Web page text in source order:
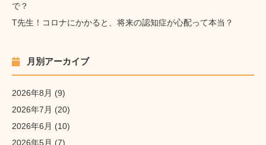
で？
T先生！コロナにかかると、将来の認知症が心配って本当？
月別アーカイブ
2026年8月 (9)
2026年7月 (20)
2026年6月 (10)
2026年5月 (7)